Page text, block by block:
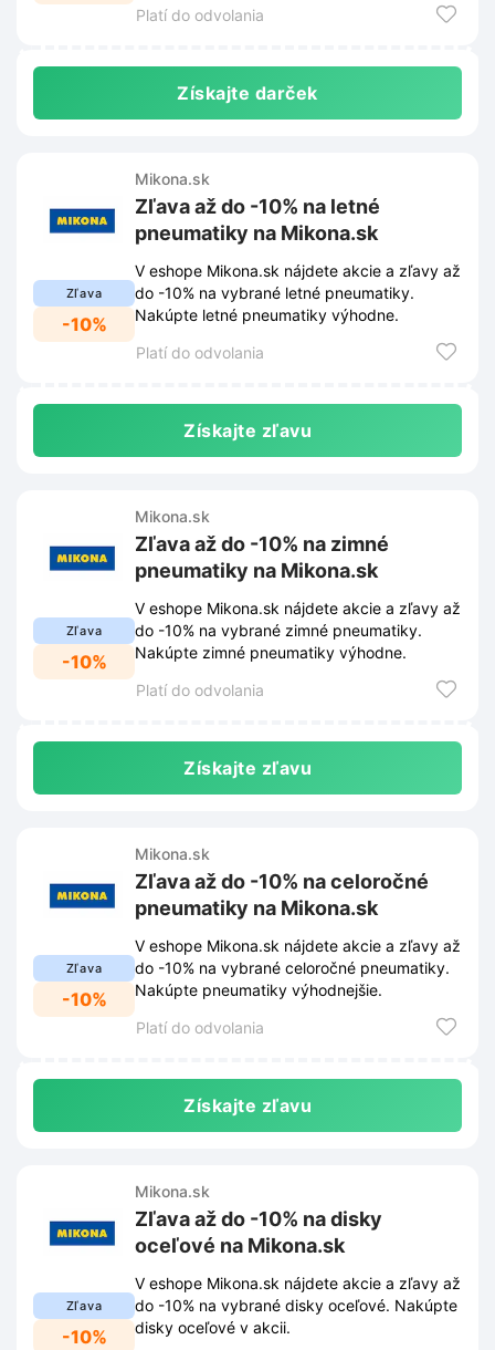
Platí do odvolania
Získajte darček
Zľava
-10%
Mikona.sk
Zľava až do -10% na letné
pneumatiky na Mikona.sk
V eshope Mikona.sk nájdete akcie a zľavy až
do -10% na vybrané letné pneumatiky.
Nakúpte letné pneumatiky výhodne.
Platí do odvolania
Získajte zľavu
Zľava
-10%
Mikona.sk
Zľava až do -10% na zimné
pneumatiky na Mikona.sk
V eshope Mikona.sk nájdete akcie a zľavy až
do -10% na vybrané zimné pneumatiky.
Nakúpte zimné pneumatiky výhodne.
Platí do odvolania
Získajte zľavu
Zľava
-10%
Mikona.sk
Zľava až do -10% na celoročné
pneumatiky na Mikona.sk
V eshope Mikona.sk nájdete akcie a zľavy až
do -10% na vybrané celoročné pneumatiky.
Nakúpte pneumatiky výhodnejšie.
Platí do odvolania
Získajte zľavu
Zľava
-10%
Mikona.sk
Zľava až do -10% na disky
oceľové na Mikona.sk
V eshope Mikona.sk nájdete akcie a zľavy až
do -10% na vybrané disky oceľové. Nakúpte
disky oceľové v akcii.